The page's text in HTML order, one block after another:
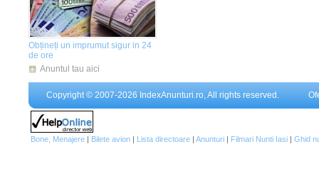
Obțineți un imprumut sigur in 24
de ore
Anuntul tau aici
Copyright © 2007-2026 IndexAnunturi.ro, All rights reserved.
Bone, Menajere | Bilete avion | Lista directoare | Anunturi | Filmari Nunti Iasi | Ghid